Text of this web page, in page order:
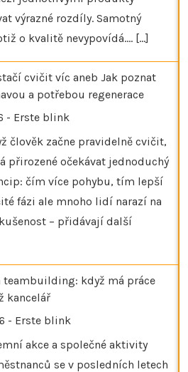
výrazné rozdíly. Samotný
o kvalitě nevypovídá.… [...]
cvičit víc aneb Jak poznat
a potřebou regenerace
- Erste blink
člověk začne pravidelně cvičit,
přirozené očekávat jednoduchý
čím více pohybu, tím lepší
fázi ale mnoho lidí narazí na
– přidávají další
teambuilding: když má práce
kancelář
- Erste blink
akce a společné aktivity
se v posledních letech